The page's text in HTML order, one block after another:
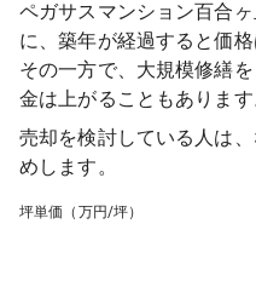
ペガサスマンション百合ヶ
に、築年が経過すると価
その一方で、大規模修繕
金は上がることもあります
売却を検討している人は
めします。
坪単価（万円/坪）